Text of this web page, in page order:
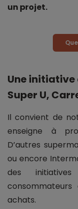
un projet.
Une
Super U,
Il convient de
enseigne à
D’autres
ou encore
des
achats.